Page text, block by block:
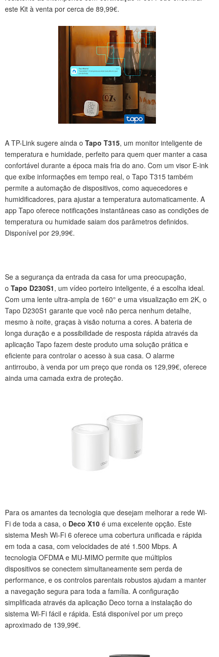
este Kit à venta por cerca de 89,99€.
A TP-Link sugere ainda o Tapo T315, um monitor inteligente de
temperatura e humidade, perfeito para quem quer manter a casa
confortável durante a época mais fria do ano. Com um visor E-ink
que exibe informações em tempo real, o Tapo T315 também
permite a automação de dispositivos, como aquecedores e
humidificadores, para ajustar a temperatura automaticamente. A
app Tapo oferece notificações instantâneas caso as condições de
temperatura ou humidade saiam dos parâmetros definidos.
Disponível por 29,99€.
Se a segurança da entrada da casa for uma preocupação,
o Tapo D230S1, um vídeo porteiro inteligente, é a escolha ideal.
Com uma lente ultra-ampla de 160° e uma visualização em 2K, o
Tapo D230S1 garante que você não perca nenhum detalhe,
mesmo à noite, graças à visão noturna a cores. A bateria de
longa duração e a possibilidade de resposta rápida através da
aplicação Tapo fazem deste produto uma solução prática e
eficiente para controlar o acesso à sua casa. O alarme
antirroubo, à venda por um preço que ronda os 129,99€, oferece
ainda uma camada extra de proteção.
Para os amantes da tecnologia que desejam melhorar a rede Wi-
Fi de toda a casa, o Deco X10 é uma excelente opção. Este
sistema Mesh Wi-Fi 6 oferece uma cobertura unificada e rápida
em toda a casa, com velocidades de até 1.500 Mbps. A
tecnologia OFDMA e MU-MIMO permite que múltiplos
dispositivos se conectem simultaneamente sem perda de
performance, e os controlos parentais robustos ajudam a manter
a navegação segura para toda a família. A configuração
simplificada através da aplicação Deco torna a instalação do
sistema Wi-Fi fácil e rápida. Está disponível por um preço
aproximado de 139,99€.